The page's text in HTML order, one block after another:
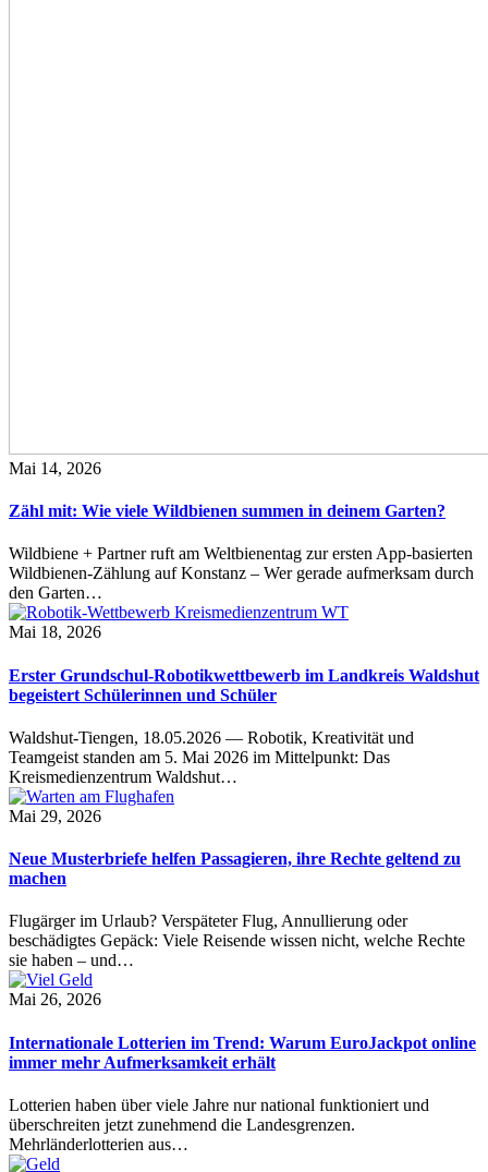
Mai 14, 2026
Zähl mit: Wie viele Wildbienen summen in deinem Garten?
Wildbiene + Partner ruft am Weltbienentag zur ersten App-basierten
Wildbienen-Zählung auf Konstanz – Wer gerade aufmerksam durch
den Garten…
Mai 18, 2026
Erster Grundschul-Robotikwettbewerb im Landkreis Waldshut
begeistert Schülerinnen und Schüler
Waldshut-Tiengen, 18.05.2026 — Robotik, Kreativität und
Teamgeist standen am 5. Mai 2026 im Mittelpunkt: Das
Kreismedienzentrum Waldshut…
Mai 29, 2026
Neue Musterbriefe helfen Passagieren, ihre Rechte geltend zu
machen
Flugärger im Urlaub? Verspäteter Flug, Annullierung oder
beschädigtes Gepäck: Viele Reisende wissen nicht, welche Rechte
sie haben – und…
Mai 26, 2026
Internationale Lotterien im Trend: Warum EuroJackpot online
immer mehr Aufmerksamkeit erhält
Lotterien haben über viele Jahre nur national funktioniert und
überschreiten jetzt zunehmend die Landesgrenzen.
Mehrländerlotterien aus…